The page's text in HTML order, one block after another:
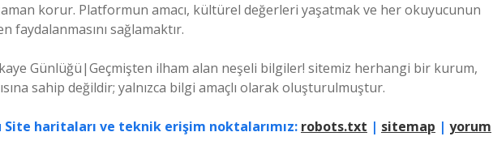
korur. Platformun amacı, kültürel değerleri yaşatmak ve her okuyucunun
faydalanmasını sağlamaktır.
Günlüğü|Geçmişten ilham alan neşeli bilgiler! sitemiz herhangi bir kurum,
sahip değildir; yalnızca bilgi amaçlı olarak oluşturulmuştur.
Site haritaları ve teknik erişim noktalarımız: robots.txt | sitemap | yorum